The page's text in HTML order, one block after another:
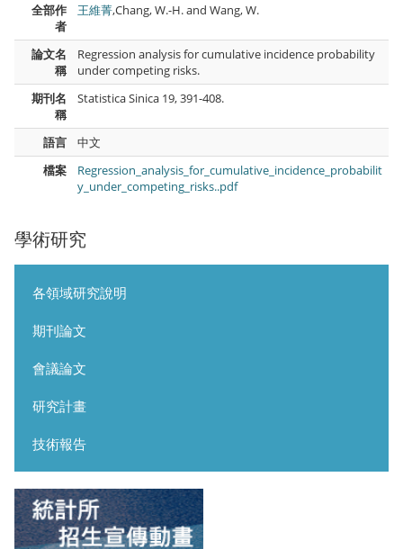
學術研究
各領域研究說明
期刊論文
會議論文
研究計畫
技術報告
全部作
者
王維菁,Chang, W.-H. and Wang, W.
論文名
稱
Regression analysis for cumulative incidence probability
under competing risks.
期刊名
稱
Statistica Sinica 19, 391-408.
語言
中文
檔案
Regression_analysis_for_cumulative_incidence_probabilit
y_under_competing_risks..pdf